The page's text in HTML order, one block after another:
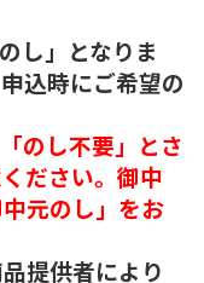
し」となりま
込時にご希望の
のし不要」とさ
ださい。御中
元のし」をお
提供者により